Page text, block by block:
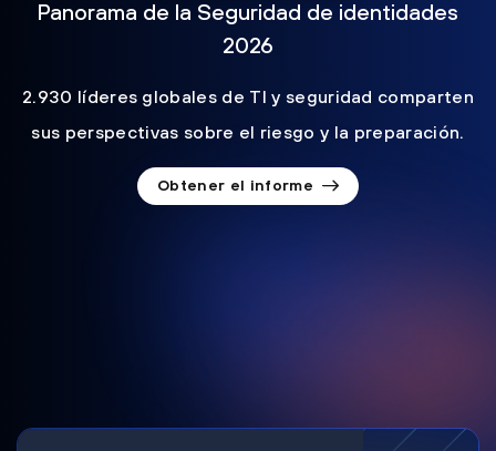
Panorama de la Seguridad de identidades
2026
2.930 líderes globales de TI y seguridad comparten
sus perspectivas sobre el riesgo y la preparación.
Obtener el informe